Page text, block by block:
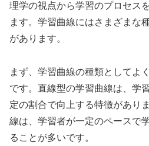
理学の視点から学習のプロセス
ます。学習曲線にはさまざまな
があります。
まず、学習曲線の種類としてよ
です。直線型の学習曲線は、学
定の割合で向上する特徴があり
線は、学習者が一定のペースで
ることが多いです。